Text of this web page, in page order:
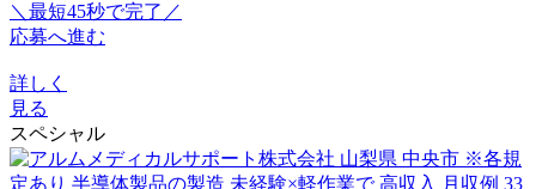
＼最短45秒で完了／
応募へ進む
詳しく
見る
スペシャル